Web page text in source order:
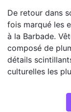
De retour dans
fois marqué les
à la Barbade.
composé de
détails
culturelles les